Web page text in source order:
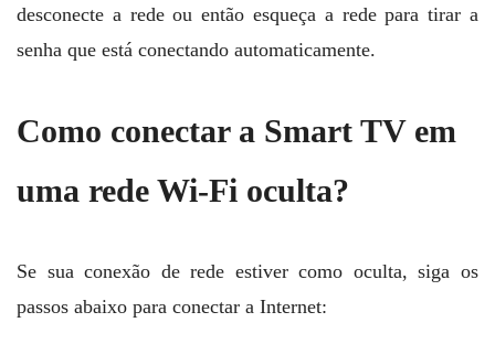
desconecte a rede ou então esqueça a rede para tirar a
senha que está conectando automaticamente.
Como conectar a Smart TV em
uma rede Wi-Fi oculta?
Se sua conexão de rede estiver como oculta, siga os
passos abaixo para conectar a Internet: